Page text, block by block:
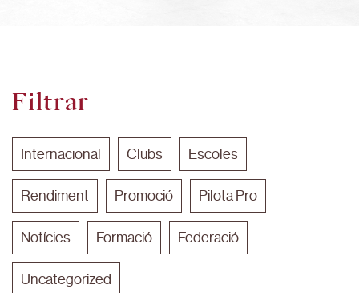
Filtrar
Internacional Clubs Escoles
Rendiment Promoció Pilota Pro
Notícies Formació Federació
Uncategorized